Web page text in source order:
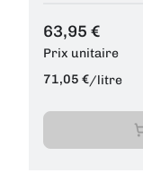
63,95 €
Prix unitaire
71,05 €/litre